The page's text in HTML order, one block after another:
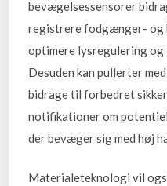
bevægelsessensorer
registrere fodgænger- og
optimere lysregulering
Desuden kan pullerter
bidrage til forbedret
notifikationer om
der bevæger sig med høj
Materialeteknologi vil